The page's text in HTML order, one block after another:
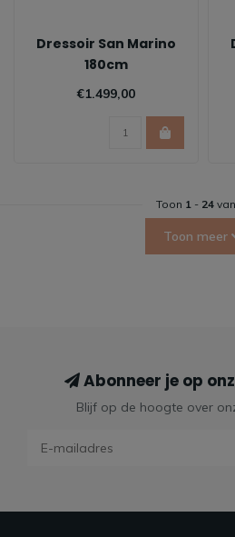
Dressoir San Marino
180cm
€1.499,00
Toon 1- 24
Toon meer
Abonneer je op
Blijf op de hoogte over